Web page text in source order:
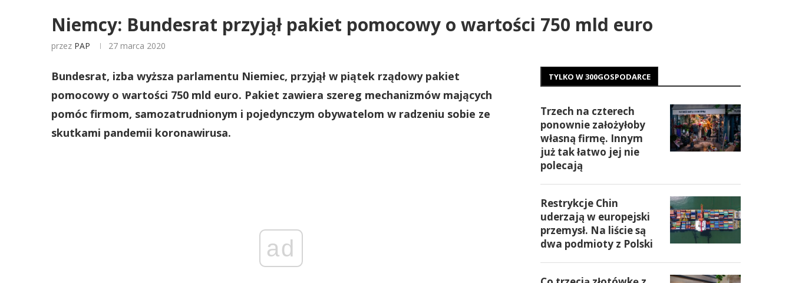
Niemcy: Bundesrat przyjął pakiet pomocowy o wartości 750 mld euro
przez PAP 27 marca 2020
Bundesrat, izba wyższa parlamentu Niemiec, przyjął w piątek rządowy pakiet
pomocowy o wartości 750 mld euro. Pakiet zawiera szereg mechanizmów mających
pomóc firmom, samozatrudnionym i pojedynczym obywatelom w radzeniu sobie ze
skutkami pandemii koronawirusa.
ad
TYLKO W 300GOSPODARCE
Trzech na czterech
ponownie założyłoby
własną firmę. Innym
już tak łatwo jej nie
polecają
Restrykcje Chin
uderzają w europejski
przemysł. Na liście są
dwa podmioty z Polski